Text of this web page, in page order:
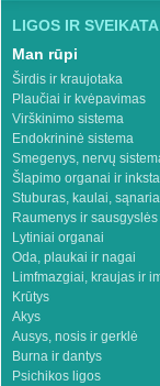
LIGOS IR SVEIKATA
Man rūpi
Širdis ir kraujotaka
Plaučiai ir kvėpavimas
Virškinimo sistema
Endokrininė sistema
Smegenys, nervų
Šlapimo organai ir
Stuburas, kaulai,
Raumenys ir sausgyslės
Lytiniai organai
Oda, plaukai ir nagai
Limfmazgiai, kraujas ir
Krūtys
Akys
Ausys, nosis ir gerklė
Burna ir dantys
Psichikos ligos